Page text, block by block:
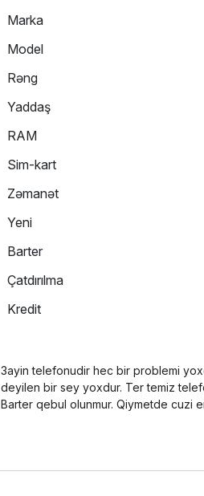
Marka
Model
Rəng
Yaddaş
RAM
Sim-kart
Zəmanət
Yeni
Barter
Çatdırılma
Kredit
3ayin telefonudir hec bir problemi
deyilen bir sey yoxdur. Ter temiz
Barter qebul olunmur. Qiymetde cuzi